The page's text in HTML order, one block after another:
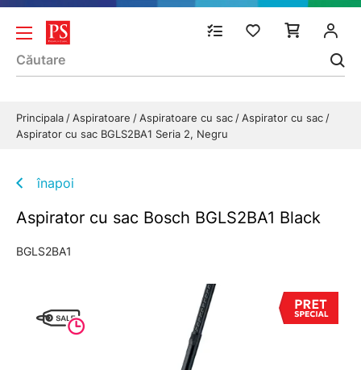
Principala Aspiratoare Aspiratoare cu sac
Aspirator cu sac
Aspirator cu sac BGLS2BA1 Seria 2, Negru
înapoi
Aspirator cu sac Bosch BGLS2BA1 Black
BGLS2BA1